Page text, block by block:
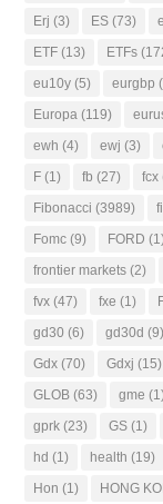
Erj (3) ES (73)
ETF (13) ETFs
eu10y (5) eurgbp
Europa (119)
ewh (4) ewj (3)
F (1) fb (27) fcx
Fibonacci (3989)
Fomc (9) FORD
frontier markets (2)
fvx (47) fxe (1)
gd30 (6) gd30d (9)
Gdx (70) Gdxj (15)
GLOB (63) gme
gprk (23) GS (1)
hd (1) health (19)
Hon (1) HONG